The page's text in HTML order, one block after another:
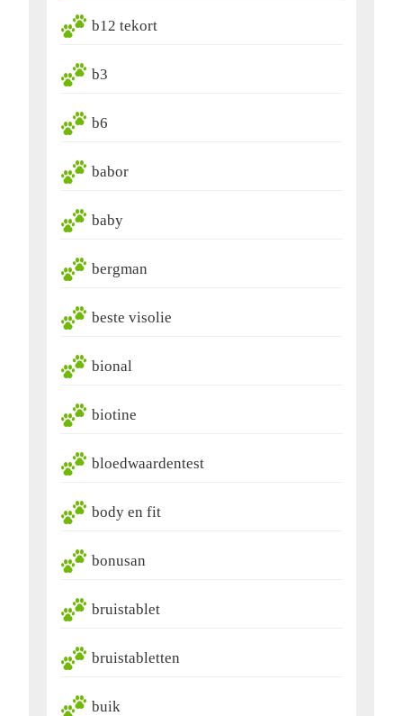
b12 tekort
b3
b6
babor
baby
bergman
beste visolie
bional
biotine
bloedwaardentest
body en fit
bonusan
bruistablet
bruistabletten
buik